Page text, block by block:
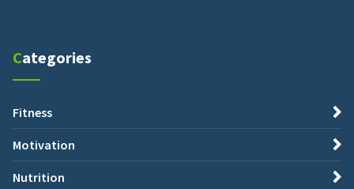
Categories
Fitness
Motivation
Nutrition